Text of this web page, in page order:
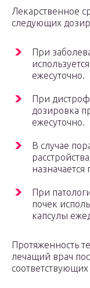
Лекарственное
следующих
При
ежесуточно.
При
дозировка
ежесуточно.
В случае
При
почек
капсулы
Протяженность
лечащий врач